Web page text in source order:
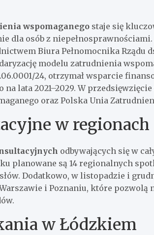
wspomaganego staje się
dla osób z
Biura Pełnomocnika Rządu
modelu zatrudnienia
24, otrzymał wsparcie
na lata 2021–2029. W
oraz Polska Unia
w regionach
odbywających się w
planowane są 14 regionalnych
Dodatkowo, w listopadzie i
i Poznaniu, które pozwolą
w Łódzkiem